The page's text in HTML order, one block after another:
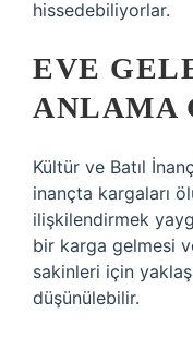
hissedebiliyorlar.
EVE
ANLAMA
Kültür ve Batıl
inançta kargaları
ilişkilendirmek
bir karga gelmesi
sakinleri için
düşünülebilir.